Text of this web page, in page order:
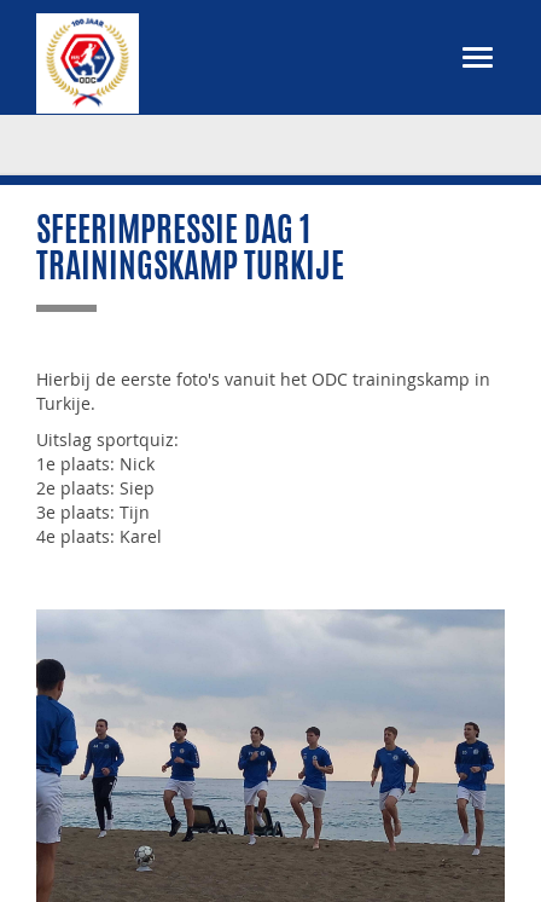
SFEERIMPRESSIE DAG 1
TRAININGSKAMP TURKIJE
Hierbij de eerste foto's vanuit het ODC trainingskamp in
Turkije.
Uitslag sportquiz:
1e plaats: Nick
2e plaats: Siep
3e plaats: Tijn
4e plaats: Karel